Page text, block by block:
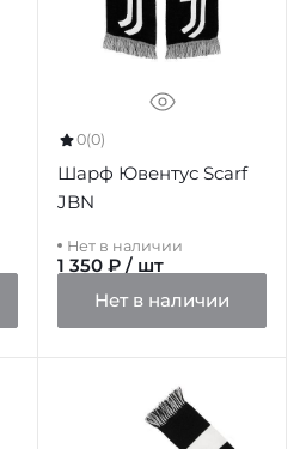
0(0)
Шарф Ювентус Scarf
JBN
Нет в наличии
1 350 ₽ / шт
Нет в наличии